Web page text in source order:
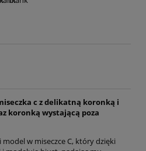
c z delikatną koronką i
koronką wystającą poza
w miseczce C, który dzięki